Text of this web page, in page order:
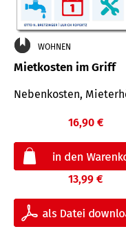
WOHNEN
Mietkosten im Griff
Nebenkosten,
16,90 €
13,99 €